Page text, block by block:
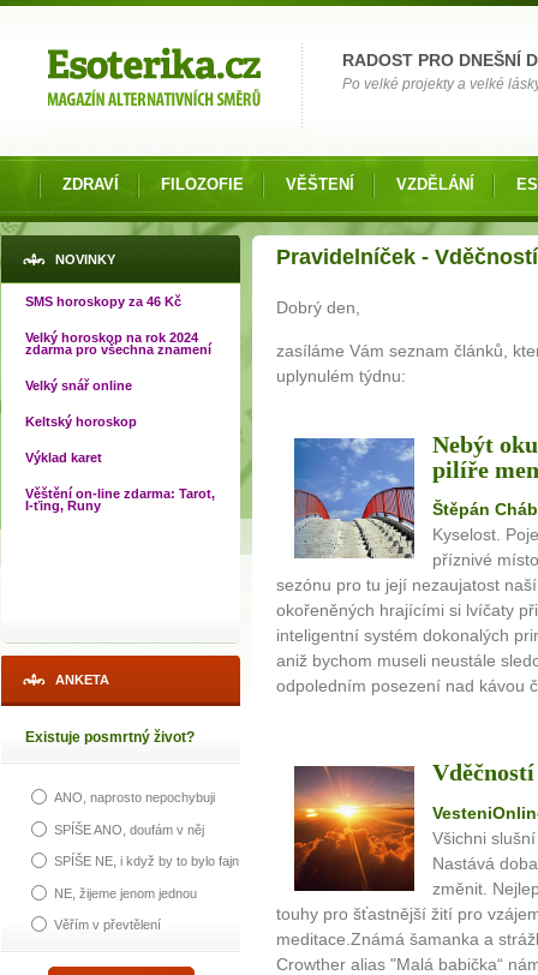
RADOST PRO DNEŠNÍ
Po velké projekty a velké
ZDRAVÍ FILOZOFIE VĚŠTENÍ VZDĚLÁNÍ
NOVINKY
SMS horoskopy za 46 Kč
Velký horoskop na rok 2024
zdarma pro všechna znamení
Velký snář online
Keltský horoskop
Výklad karet
Věštění on-line zdarma: Tarot,
I-ťing, Runy
ANKETA
Existuje posmrtný život?
ANO, naprosto nepochybuji
SPÍŠE ANO, doufám v něj
SPÍŠE NE, i když by to bylo fajn
NE, žijeme jenom jednou
Věřím v převtělení
Jste zde
Pravidelníček -
Dobrý den,
zasíláme Vám seznam článků,
uplynulém týdnu:
Nebýt
pilíře
Štěpán Cháb
Kyselost.
příznivé
sezónu pro tu její nezaujatost
okořeněných hrajícími si lvíčaty
inteligentní systém dokonalých
aniž bychom museli neustále
odpoledním posezení nad kávou
Všichni
Nastává
změnit.
touhy pro šťastnější žití pro
meditace.Známá šamanka a
Crowther alias "Malá babička“